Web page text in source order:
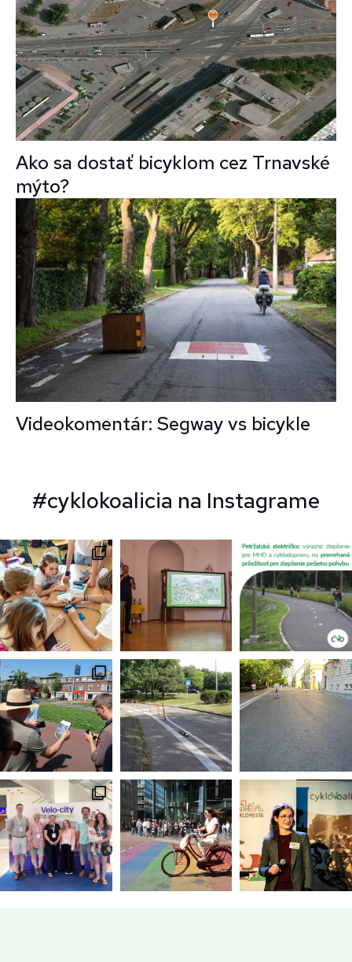
Ako sa dostať bicyklom cez Trnavské
mýto?
Videokomentár: Segway vs bicykle
#cyklokoalicia na Instagrame